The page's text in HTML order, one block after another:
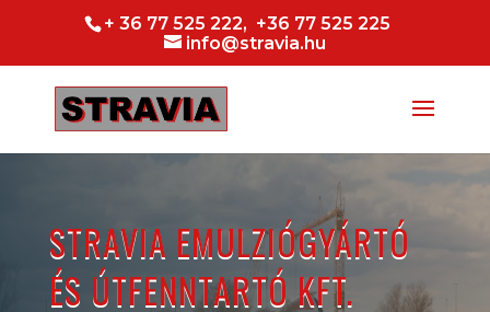
+ 36 77 525 222, +36 77 525 225
info@stravia.hu
STRAVIA EMULZIÓGYÁRTÓ
ÉS ÚTFENNTARTÓ KFT.